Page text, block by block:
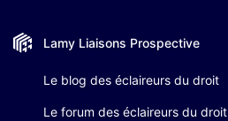
Lamy Liaisons Prospective
Le blog des éclaireurs du droit
Le forum des éclaireurs du droit